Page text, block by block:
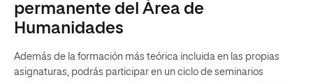
permanente del Área de
Humanidades
Además de la formación más teórica incluida en las propias
asignaturas, podrás participar en un ciclo de seminarios